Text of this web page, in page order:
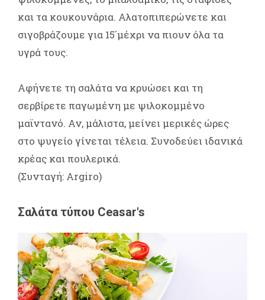
και τα κουκουνάρια. Αλατοπιπερώνετε και
σιγοβράζουμε για 15΄μέχρι να πιουν όλα τα
υγρά τους.
Αφήνετε τη σαλάτα να κρυώσει και τη
σερβίρετε παγωμένη με ψιλοκομμένο
μαϊντανό. Αν, μάλιστα, μείνει μερικές ώρες
στο ψυγείο γίνεται τέλεια. Συνοδεύει ιδανικά
κρέας και πουλερικά.
(Συνταγή: Argiro)
Σαλάτα τύπου Ceasar's